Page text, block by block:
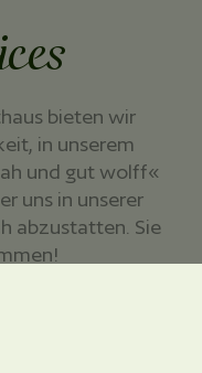
bieten wir
in unserem
und gut wolff«
uns in unserer
abzustatten. Sie